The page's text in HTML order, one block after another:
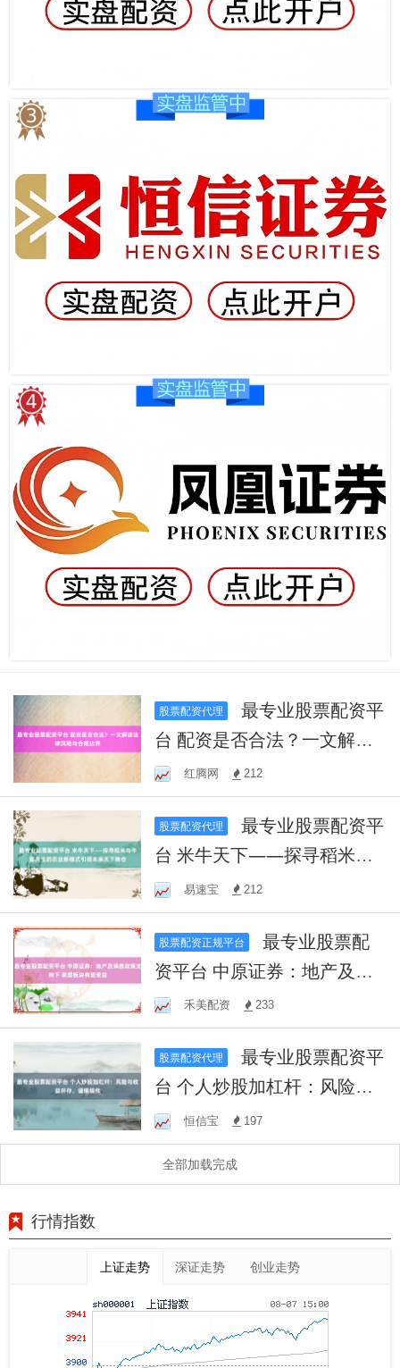
股票配资代理
最专业股票配资平
台 配资是否合法？一文解读
法律风险与合规边界
红腾网 212
股票配资代理
最专业股票配资平
台 米牛天下——探寻稻米与
牛畜共生的农业新模式引领
未来天下粮仓
易速宝 212
股票配资正规平台
最专业股票配
资平台 中原证券：地产及消
费政策支持下 家居板块有望
受益
禾美配资 233
股票配资代理
最专业股票配资平
台 个人炒股加杠杆：风险与
收益并存，谨慎操作
恒信宝 197
全部加载完成
行情指数
上证走势 深证走势 创业走势